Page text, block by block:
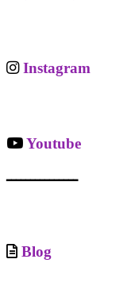
Instagram
Youtube
ـــــــــــــــ
Blog